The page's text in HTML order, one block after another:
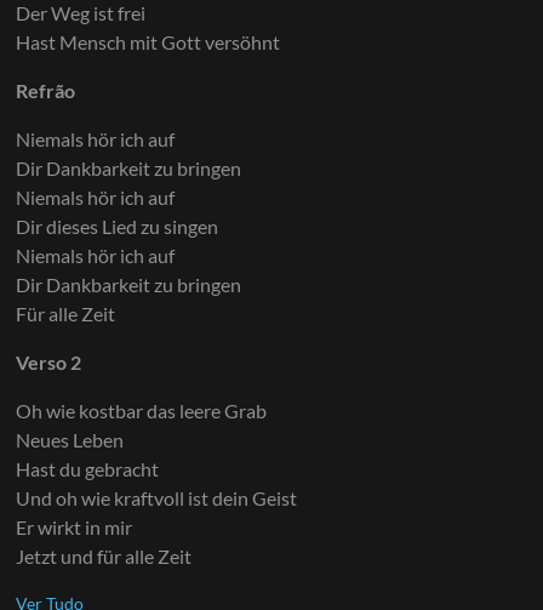
Der Weg ist frei
Hast Mensch mit Gott versöhnt
Refrão
Niemals hör ich auf
Dir Dankbarkeit zu bringen
Niemals hör ich auf
Dir dieses Lied zu singen
Niemals hör ich auf
Dir Dankbarkeit zu bringen
Für alle Zeit
Verso 2
Oh wie kostbar das leere Grab
Neues Leben
Hast du gebracht
Und oh wie kraftvoll ist dein Geist
Er wirkt in mir
Jetzt und für alle Zeit